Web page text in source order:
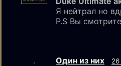
Я нейтрал но
P.S Вы
Один из них 26